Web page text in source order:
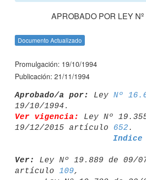
APROBADO POR LEY
Documento Actualizado
Promulgación: 19/10/1994
Publicación: 21/11/1994
Aprobado/a por: Ley Nº
Ver vigencia:
Ley Nº
19/12/2015 artículo 652
Indice
Ver:
Ley Nº 19.889 de 09/
artículo 109,